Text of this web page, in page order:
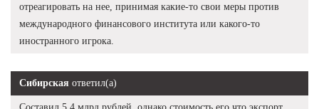
отреагировать на нее, принимая какие-то свои меры против
международного финансового института или какого-то
иностранного игрока.
Сибирская ответил(а)